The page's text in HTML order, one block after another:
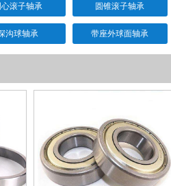
滚子轴承 圆锥滚子轴承
沟球轴承 带座外球面轴承